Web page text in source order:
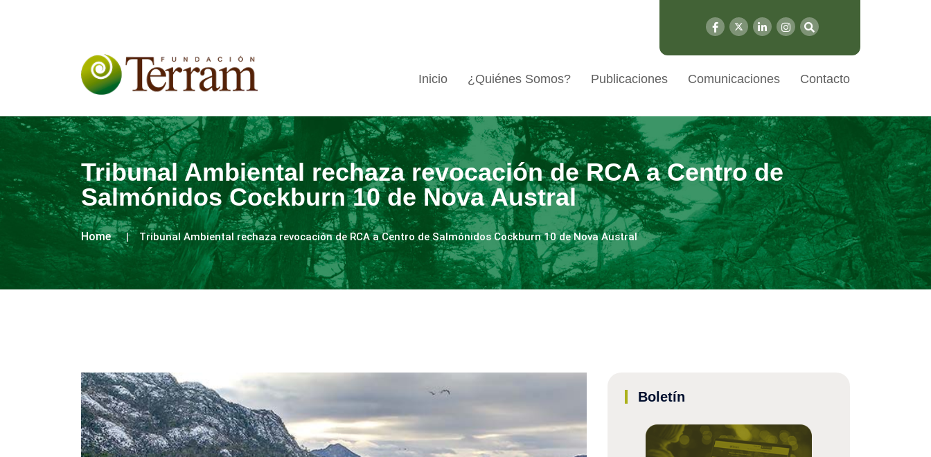
Inicio ¿Quiénes Somos? Publicaciones Comunicaciones Contacto
Tribunal Ambiental rechaza revocación de RCA a Centro de
Salmónidos Cockburn 10 de Nova Austral
Home Tribunal Ambiental rechaza revocación de RCA a Centro de Salmónidos Cockburn 10 de Nova Austral
Boletín